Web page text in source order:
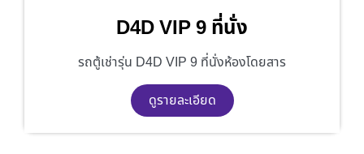
D4D VIP 9 ที่นั่ง
รถตู้เช่ารุ่น D4D VIP 9 ที่นั่งห้องโดยสาร
ดูรายละเอียด